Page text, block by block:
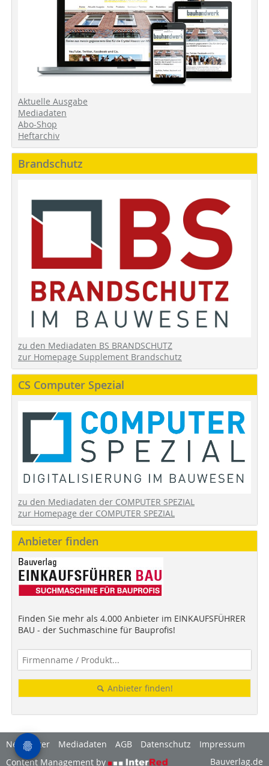
Aktuelle Ausgabe
Mediadaten
Abo-Shop
Heftarchiv
Brandschutz
zu den Mediadaten BS BRANDSCHUTZ
zur Homepage Supplement Brandschutz
CS Computer Spezial
zu den Mediadaten der COMPUTER SPEZIAL
zur Homepage der COMPUTER SPEZIAL
Anbieter finden
Finden Sie mehr als 4.000 Anbieter im EINKAUFSFÜHRER
BAU - der Suchmaschine für Bauprofis!
Anbieter finden!
Newsletter Mediadaten AGB Datenschutz
Impressum
Content Management by
Bauverlag.de